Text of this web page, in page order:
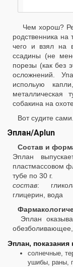
Чем хорош?
родственника
чего и взял на
ссадины (не
порезы (как без
осложнений.
испольую
металлическая
собакина на
Вот судите
Эплан/Aplun
Состав и
Эплан
пластмассовом
тубе по 30 г.
состав:
глицерин, вода
Эплан
обезболивающее,
Эплан,
солнечные,
ушибы, раны,